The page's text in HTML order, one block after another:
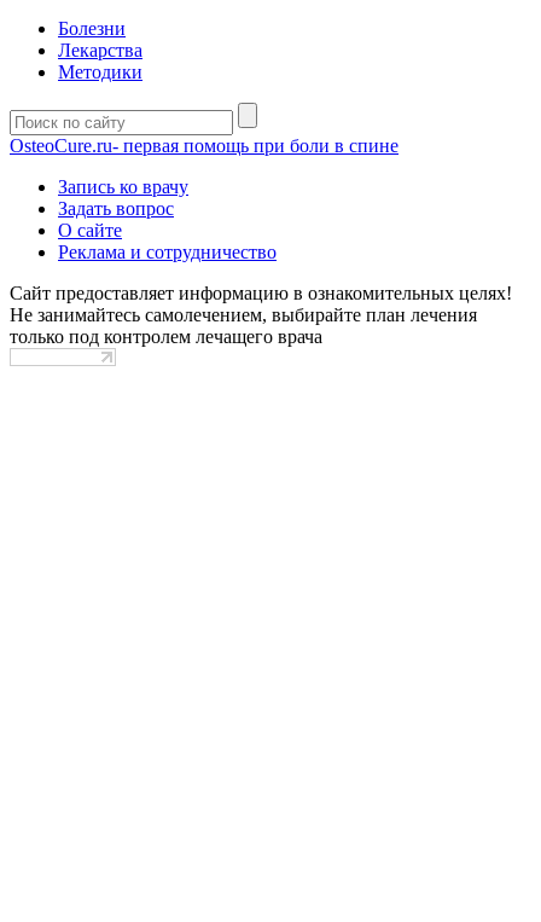
Болезни
Лекарства
Методики
OsteoCure.ru- первая помощь при боли в спине
Запись ко врачу
Задать вопрос
О сайте
Реклама и сотрудничество
Сайт предоставляет информацию в ознакомительных целях!
Не занимайтесь самолечением, выбирайте план лечения
только под контролем лечащего врача